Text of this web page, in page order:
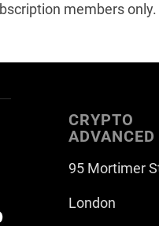
members only.
CRYPTO
ADVANCED
95 Mortimer
London